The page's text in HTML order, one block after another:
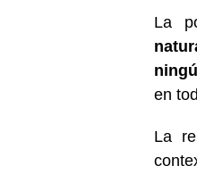
La
en
La